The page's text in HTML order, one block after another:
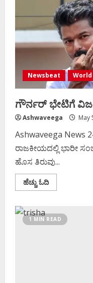
ಸಚಿವರ
ಫೈನಲ್
ಲಿಸ್ಟ್‌!
Newsbeat World
ಗೌರ್ನರ್‌ ಭೇಟಿಗೆ
Ashwaveega May
Ashwaveega News
ರಾಜಕೀಯದಲ್ಲಿ ಭಾರೀ
ಹೊಸ ತಿರುವು...
ಹೆಚ್ಚು ಓದಿRead
more
ವಿಜಯ್‌
!
1 MIN READ